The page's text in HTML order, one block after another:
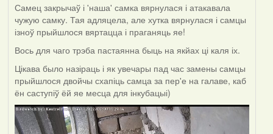
Самец закрычаў і 'наша' самка вярнулася і атакавала
чужую самку. Тая адляцела, але хутка вярнулася і самцы
ізноў прыйшлося вяртацца і праганяць яе!
Вось для чаго трэба пастаянна быць на якйах ці каля іх.
Цікава было назіраць і як увечары пад час замены самцы
прыйшлося двойчы схапіць самца за пер'е на галаве, каб
ён саступіў ёй яе месца для інкубацыі)